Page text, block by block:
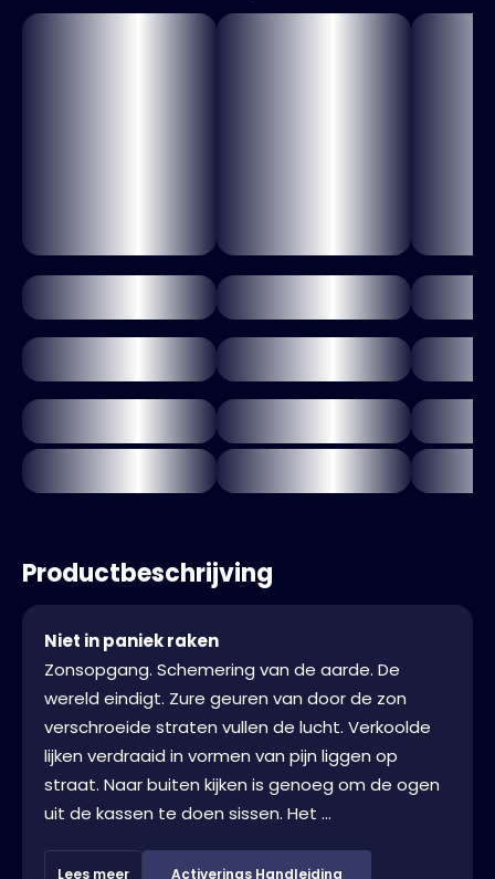
Productbeschrijving
Niet in paniek raken
Zonsopgang. Schemering van de aarde. De
wereld eindigt. Zure geuren van door de zon
verschroeide straten vullen de lucht. Verkoolde
lijken verdraaid in vormen van pijn liggen op
straat. Naar buiten kijken is genoeg om de ogen
uit de kassen te doen sissen. Het ...
Lees meer Activerings Handleiding